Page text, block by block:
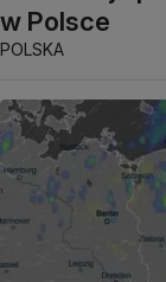
w Polsce
POLSKA